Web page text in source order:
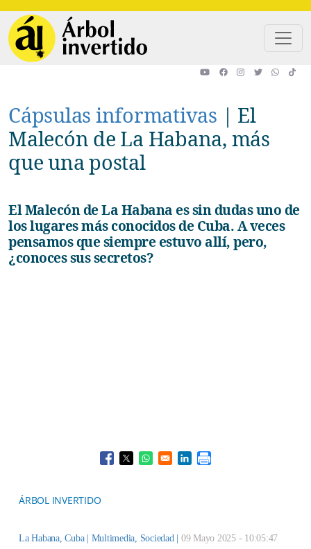
Cápsulas informativas | El
Malecón de La Habana, más
que una postal
El Malecón de La Habana es sin dudas uno de
los lugares más conocidos de Cuba. A veces
pensamos que siempre estuvo allí, pero,
¿conoces sus secretos?
Opens in a new window
Opens in a new window
Opens in a new window
Opens in a new window
ÁRBOL INVERTIDO
Multimedia, Sociedad 09 Mayo 2025 - 10:05:47